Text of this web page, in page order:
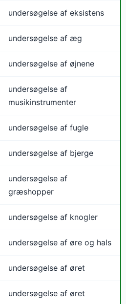
undersøgelse af eksistens
undersøgelse af æg
undersøgelse af øjnene
undersøgelse af
musikinstrumenter
undersøgelse af fugle
undersøgelse af bjerge
undersøgelse af
græshopper
undersøgelse af knogler
undersøgelse af øre og hals
undersøgelse af øret
undersøgelse af øret